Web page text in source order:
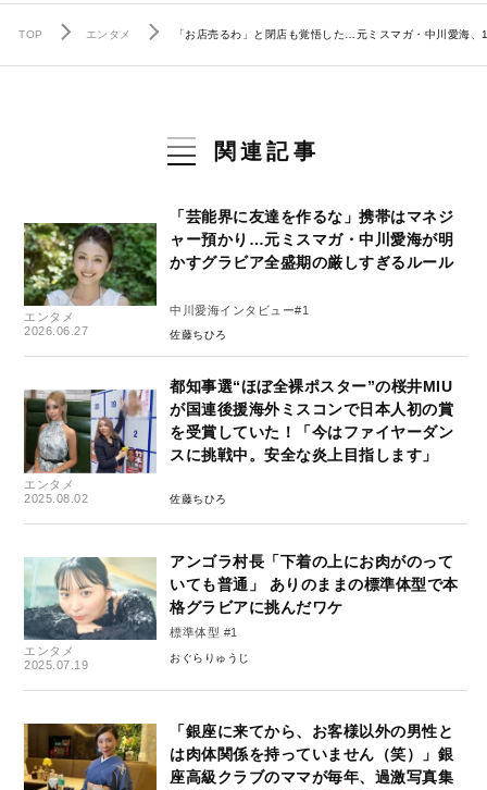
TOP エンタメ 「お店売るわ」と閉店も覚悟した…元ミスマガ・中川愛海
関連記事
エンタメ
2026.06.27
「芸能界に友達を作るな」携帯はマネジ
ャー預かり…元ミスマガ・中川愛海が明
かすグラビア全盛期の厳しすぎるルール
中川愛海インタビュー#1
佐藤ちひろ
エンタメ
2025.08.02
都知事選“ほぼ全裸ポスター”の桜井MIU
が国連後援海外ミスコンで日本人初の賞
を受賞していた！「今はファイヤーダン
スに挑戦中。安全な炎上目指します」
佐藤ちひろ
エンタメ
2025.07.19
アンゴラ村長「下着の上にお肉がのって
いても普通」 ありのままの標準体型で本
格グラビアに挑んだワケ
標準体型 #1
おぐらりゅうじ
「銀座に来てから、お客様以外の男性と
は肉体関係を持っていません（笑）」銀
座高級クラブのママが毎年、過激写真集